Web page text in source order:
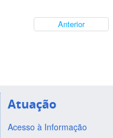
Anterior
Atuação
Acesso à Informação